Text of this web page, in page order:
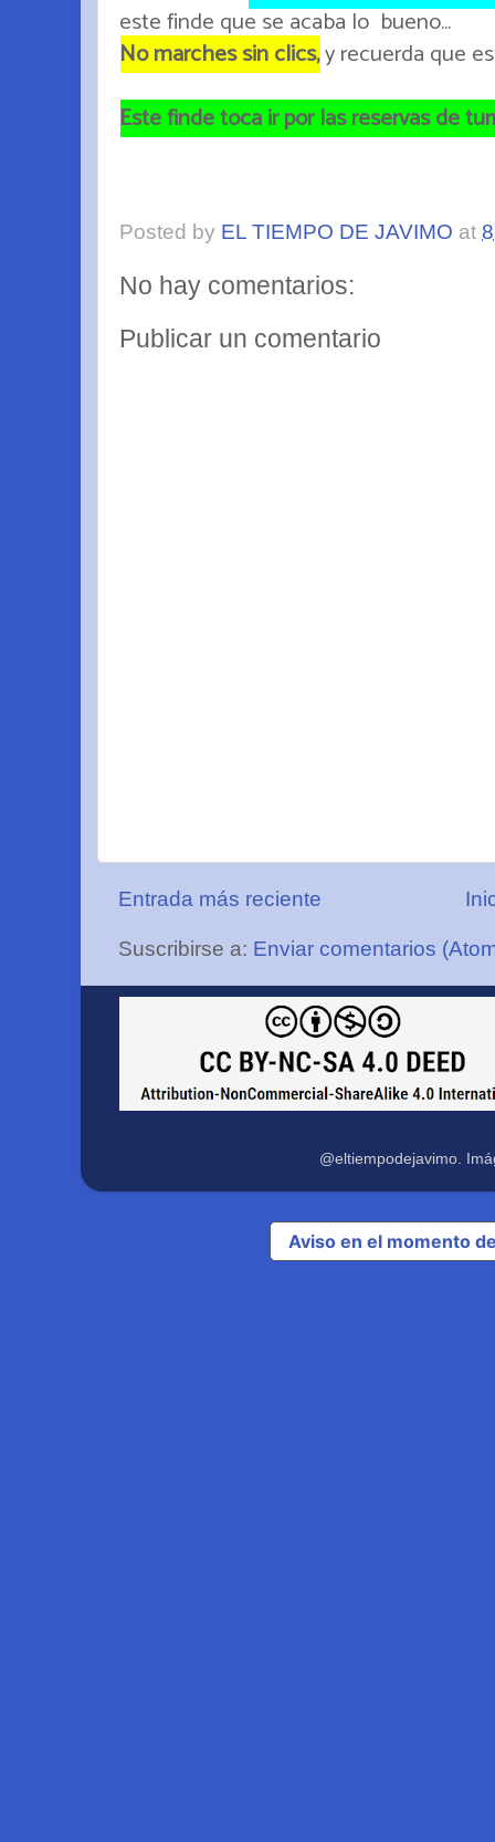
este finde que se acaba lo bueno...
No marches sin clics,y recuerda que
Este finde toca ir por las reservas de
Posted by EL TIEMPO DE JAVIMO at
No hay comentarios:
Publicar un comentario
Entrada más reciente
Suscribirse a: Enviar comentarios
@eltiempodejavimo.
Aviso en el momento